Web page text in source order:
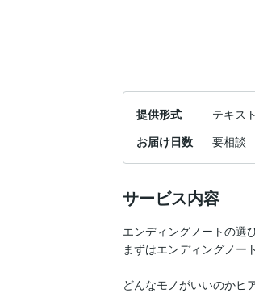
提供形式
テキスト
お届け日数
要相談
サービス内容
エンディングノートの選
まずはエンディングノー
どんなモノがいいのかヒ